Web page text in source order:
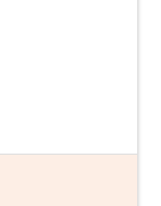
いします。
て